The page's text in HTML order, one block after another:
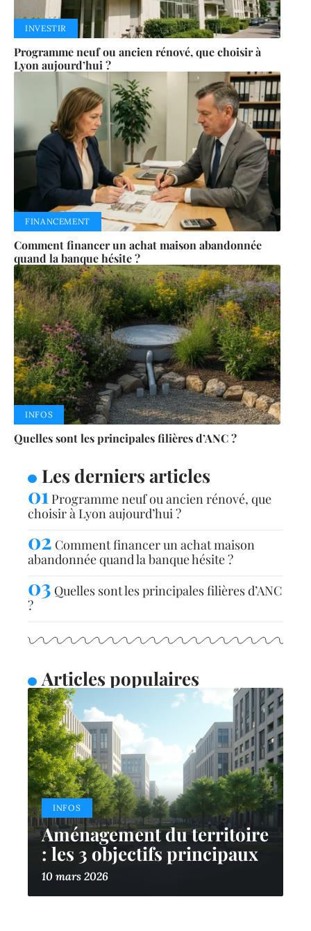
INVESTIR
Programme neuf ou ancien rénové, que choisir à
Lyon aujourd’hui ?
FINANCEMENT
Comment financer un achat maison abandonnée
quand la banque hésite ?
INFOS
Quelles sont les principales filières d’ANC ?
Les derniers articles
Programme neuf ou ancien rénové, que
choisir à Lyon aujourd’hui ?
Comment financer un achat maison
abandonnée quand la banque hésite ?
Quelles sont les principales filières d’ANC
?
Articles populaires
INFOS
Aménagement du territoire
: les 3 objectifs principaux
10 mars 2026